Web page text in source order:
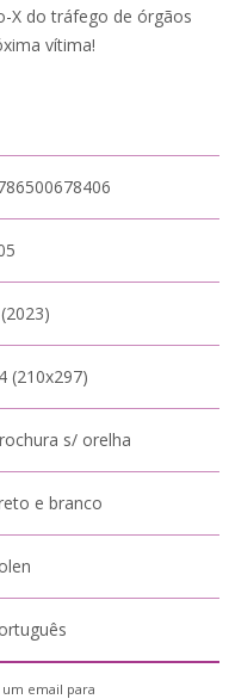
X do tráfego de órgãos
vítima!
(210x297)
s/ orelha
e branco
email para